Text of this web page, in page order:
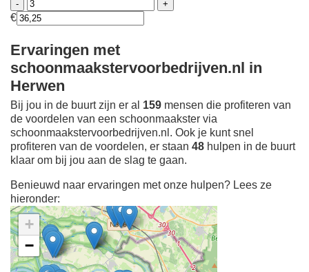
€
Ervaringen met
schoonmaakstervoorbedrijven.nl in
Herwen
Bij jou in de buurt zijn er al 159 mensen die profiteren van
de voordelen van een schoonmaakster via
schoonmaakstervoorbedrijven.nl. Ook je kunt snel
profiteren van de voordelen, er staan 48 hulpen in de buurt
klaar om bij jou aan de slag te gaan.
Benieuwd naar ervaringen met onze hulpen? Lees ze
hieronder:
Ontdek meer ervaringen
Schoonmaakster bij
+
−